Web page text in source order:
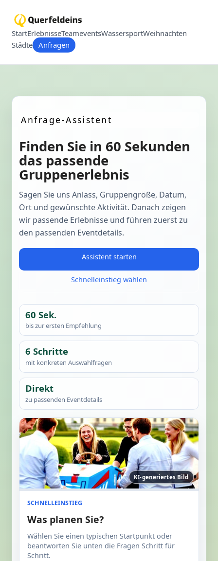
StartErlebnisseTeameventsWassersportWeihnachten
Städte Anfragen
Anfrage-Assistent
Finden Sie in 60 Sekunden
das passende
Gruppenerlebnis
Sagen Sie uns Anlass, Gruppengröße, Datum,
Ort und gewünschte Aktivität. Danach zeigen
wir passende Erlebnisse und führen zuerst zu
den passenden Eventdetails.
Assistent starten
Schnelleinstieg wählen
60 Sek.
bis zur ersten Empfehlung
6 Schritte
mit konkreten Auswahlfragen
Direkt
zu passenden Eventdetails
KI-generiertes Bild
SCHNELLEINSTIEG
Was planen Sie?
Wählen Sie einen typischen Startpunkt oder
beantworten Sie unten die Fragen Schritt für
Schritt.